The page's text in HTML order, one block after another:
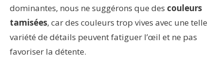
dominantes, nous ne suggérons que des couleurs
tamisées, car des couleurs trop vives avec une telle
variété de détails peuvent fatiguer l’œil et ne pas
favoriser la détente.